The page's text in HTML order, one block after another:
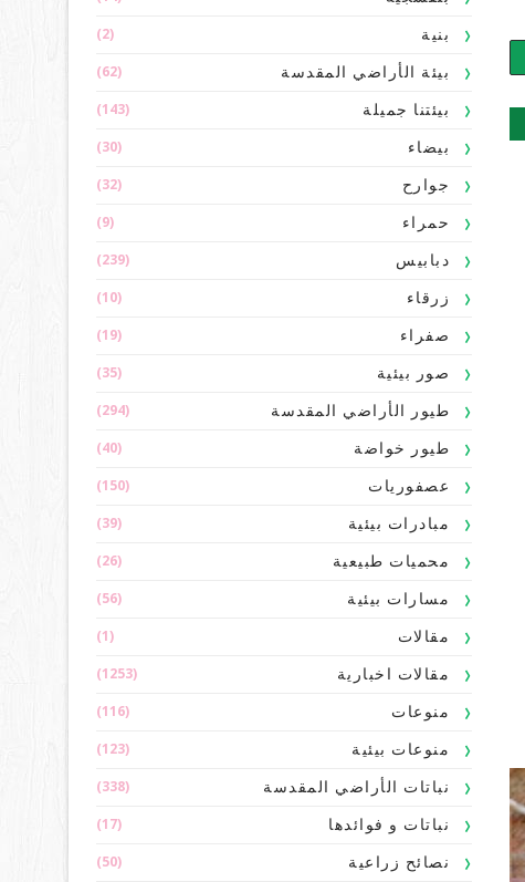
بنية (2)
بيئة الأراضي المقدسة (62)
بيئتنا جميلة (143)
بيضاء (30)
جوارح (32)
حمراء (9)
دبابيس (239)
زرقاء (10)
صفراء (19)
صور بيئية (35)
طيور الأراضي المقدسة (294)
طيور خواضة (40)
عصفوريات (150)
مبادرات بيئية (39)
محميات طبيعية (26)
مسارات بيئية (56)
مقالات (1)
مقالات اخبارية (1253)
منوعات (116)
منوعات بيئية (123)
نباتات الأراضي المقدسة (338)
نباتات و فوائدها (17)
نصائح زراعية (50)